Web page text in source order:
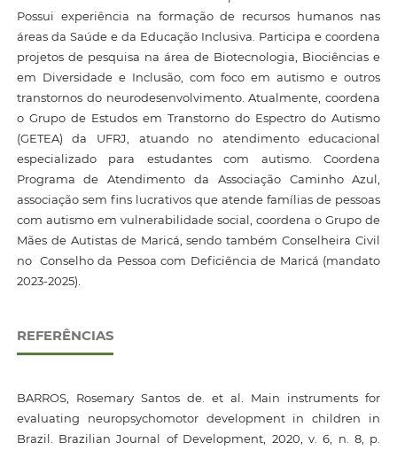
Possui experiência na formação de recursos humanos nas
áreas da Saúde e da Educação Inclusiva. Participa e coordena
projetos de pesquisa na área de Biotecnologia, Biociências e
em Diversidade e Inclusão, com foco em autismo e outros
transtornos do neurodesenvolvimento. Atualmente, coordena
o Grupo de Estudos em Transtorno do Espectro do Autismo
(GETEA) da UFRJ, atuando no atendimento educacional
especializado para estudantes com autismo. Coordena
Programa de Atendimento da Associação Caminho Azul,
associação sem fins lucrativos que atende famílias de pessoas
com autismo em vulnerabilidade social, coordena o Grupo de
Mães de Autistas de Maricá, sendo também Conselheira Civil
no Conselho da Pessoa com Deficiência de Maricá (mandato
2023-2025).
REFERÊNCIAS
BARROS, Rosemary Santos de. et al. Main instruments for
evaluating neuropsychomotor development in children in
Brazil. Brazilian Journal of Development, 2020, v. 6, n. 8, p.